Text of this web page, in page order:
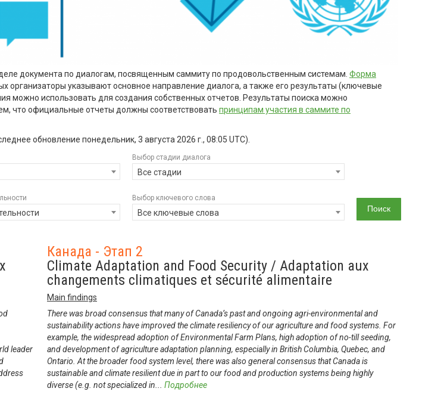
документа по диалогам, посвященным саммиту по продовольственным системам. Форма
организаторы указывают основное направление диалога, а также его результаты (ключевые
можно использовать для создания собственных отчетов. Результаты поиска можно
что официальные отчеты должны соответствовать принципам участия в саммите по
обновление понедельник, 3 августа 2026 г., 08:05 UTC).
Выбор стадии диалога
Все стадии
Выбор ключевого слова
Все ключевые слова
leader
Канада - Этап 2
Climate Adaptation and Food Security / Adaptation aux
changements climatiques et sécurité alimentaire
Main findings
There was broad consensus that many of Canada’s past and ongoing agri-environmental and
sustainability actions have improved the climate resiliency of our agriculture and food systems. For
example, the widespread adoption of Environmental Farm Plans, high adoption of no-till seeding,
and development of agriculture adaptation planning, especially in British Columbia, Quebec, and
Ontario. At the broader food system level, there was also general consensus that Canada is
sustainable and climate resilient due in part to our food and production systems being highly
diverse (e.g. not specialized in... Подробнее